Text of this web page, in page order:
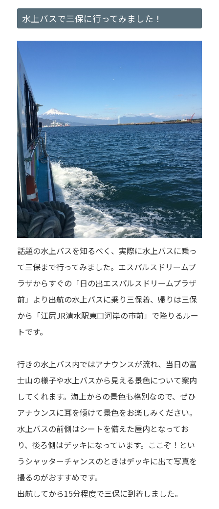
水上バスで三保に行ってみました！
話題の水上バスを知るべく、実際に水上バスに乗っ
て三保まで行ってみました。エスパルスドリームプ
ラザからすぐの「日の出エスパルスドリームプラザ
前」より出航の水上バスに乗り三保着、帰りは三保
から「江尻JR清水駅東口河岸の市前」で降りるルー
トです。
行きの水上バス内ではアナウンスが流れ、当日の富
士山の様子や水上バスから見える景色について案内
してくれます。海上からの景色も格別なので、ぜひ
アナウンスに耳を傾けて景色をお楽しみください。
水上バスの前側はシートを備えた屋内となってお
り、後ろ側はデッキになっています。ここぞ！とい
うシャッターチャンスのときはデッキに出て写真を
撮るのがおすすめです。
出航してから15分程度で三保に到着しました。